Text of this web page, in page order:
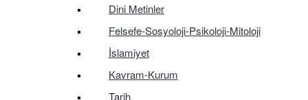
Dini Metinler
Felsefe-Sosyoloji-Psikoloji-Mitoloji
İslamiyet
Kavram-Kurum
Tarih